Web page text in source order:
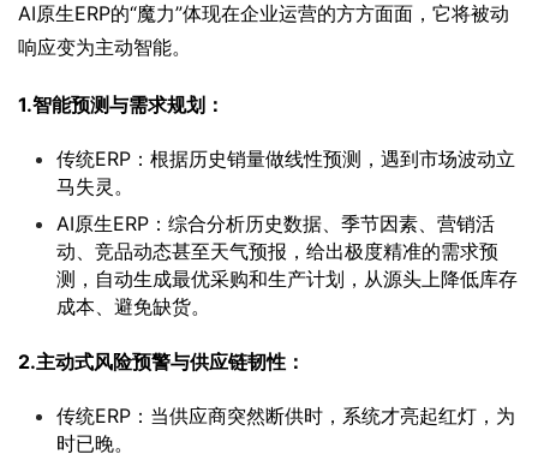
AI原生ERP的“魔力”体现在企业运营的方方面面，它将被动
响应变为主动智能。
1.智能预测与需求规划：
传统ERP：根据历史销量做线性预测，遇到市场波动立
马失灵。
AI原生ERP：综合分析历史数据、季节因素、营销活
动、竞品动态甚至天气预报，给出极度精准的需求预
测，自动生成最优采购和生产计划，从源头上降低库存
成本、避免缺货。
2.主动式风险预警与供应链韧性：
传统ERP：当供应商突然断供时，系统才亮起红灯，为
时已晚。